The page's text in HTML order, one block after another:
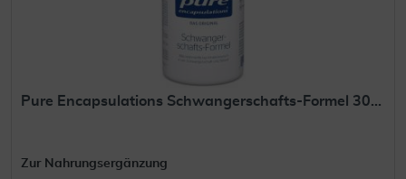
Pure Encapsulations Schwangerschafts-Formel 30...
Zur Nahrungsergänzung